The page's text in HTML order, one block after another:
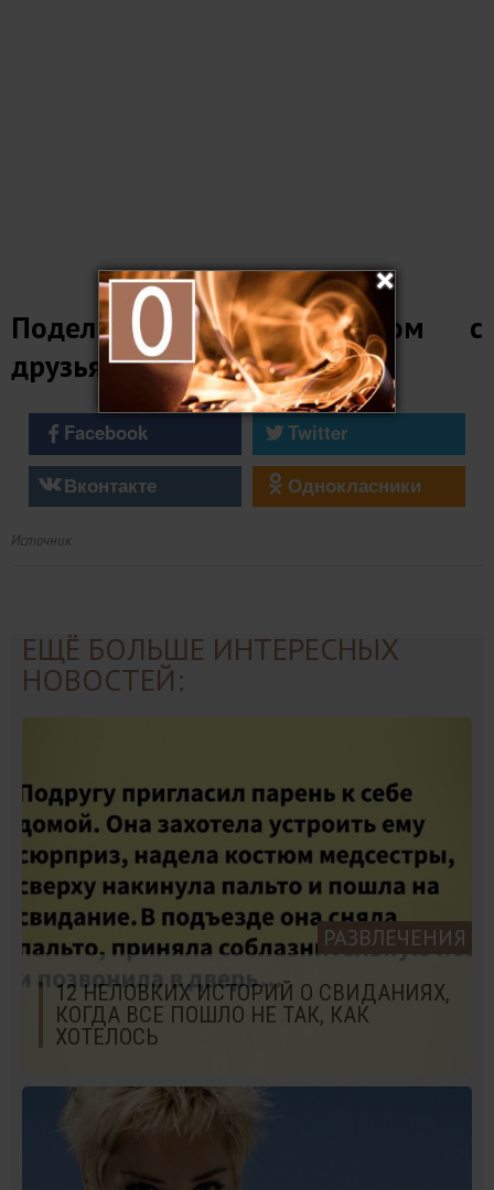
Поделитесь этим постом с
друзьями
Facebook
Twitter
Вконтакте
Однокласники
Источник
ЕЩЁ БОЛЬШЕ ИНТЕРЕСНЫХ
НОВОСТЕЙ:
РАЗВЛЕЧЕНИЯ
12 НЕЛОВКИХ ИСТОРИЙ О СВИДАНИЯХ,
КОГДА ВСЕ ПОШЛО НЕ ТАК, КАК
ХОТЕЛОСЬ